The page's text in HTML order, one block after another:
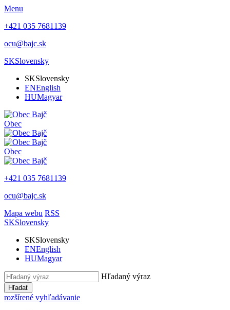
Menu
+421 035 7681139
ocu@bajc.sk
SKSlovensky
SKSlovensky
ENEnglish
HUMagyar
Obec
Obec
+421 035 7681139
ocu@bajc.sk
Mapa webu RSS
SKSlovensky
SKSlovensky
ENEnglish
HUMagyar
Hľadaný výraz
Hľadať
rozšírené vyhľadávanie